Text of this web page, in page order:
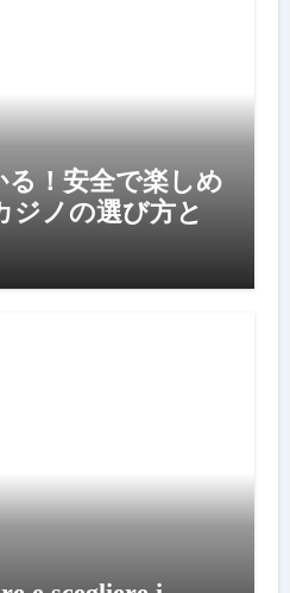
！安全で楽しめ
ジノの選び方と